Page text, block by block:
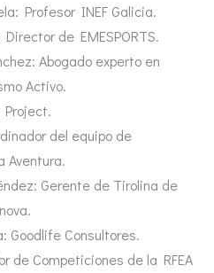
Profesor INEF Galicia.
de EMESPORTS.
Abogado experto en
Activo.
del equipo de
Aventura.
Gerente de Tirolina de
Goodlife Consultores.
de Competiciones de la RFEA